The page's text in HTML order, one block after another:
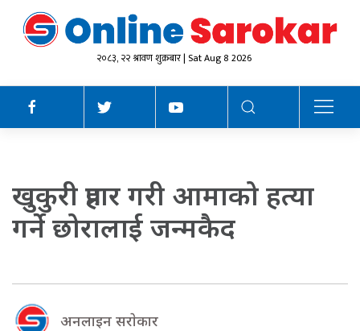
२०८३, २२ श्रावण शुक्रबार | Sat Aug 8 2026
खुकुरी प्रहार गरी आमाको हत्या
गर्ने छोरालाई जन्मकैद
अनलाइन सराेकार